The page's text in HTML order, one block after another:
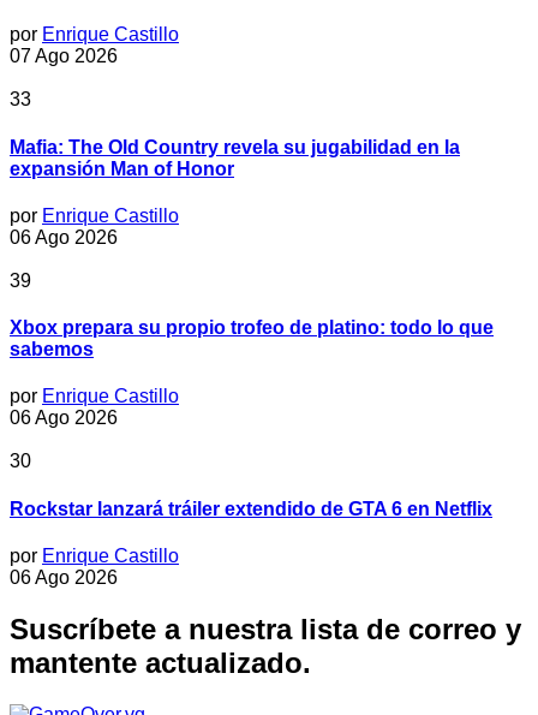
por Enrique Castillo
07 Ago 2026
33
Mafia: The Old Country revela su jugabilidad en la
expansión Man of Honor
por Enrique Castillo
06 Ago 2026
39
Xbox prepara su propio trofeo de platino: todo lo que
sabemos
por Enrique Castillo
06 Ago 2026
30
Rockstar lanzará tráiler extendido de GTA 6 en Netflix
por Enrique Castillo
06 Ago 2026
Suscríbete a nuestra lista de correo y
mantente actualizado.